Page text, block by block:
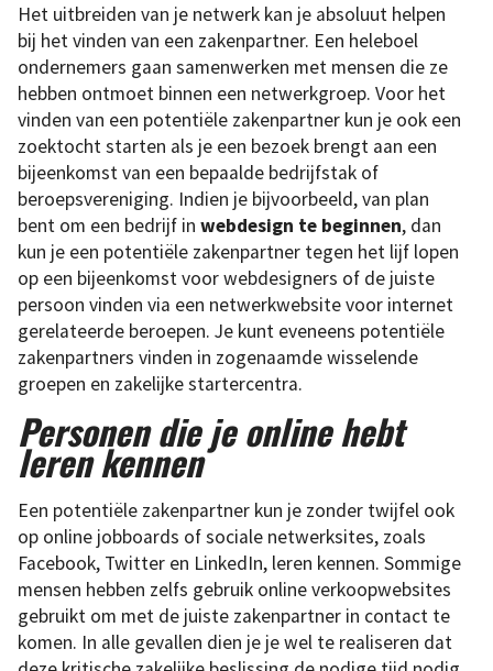
Het uitbreiden van je netwerk kan je absoluut helpen
bij het vinden van een zakenpartner. Een heleboel
ondernemers gaan samenwerken met mensen die ze
hebben ontmoet binnen een netwerkgroep. Voor het
vinden van een potentiële zakenpartner kun je ook een
zoektocht starten als je een bezoek brengt aan een
bijeenkomst van een bepaalde bedrijfstak of
beroepsvereniging. Indien je bijvoorbeeld, van plan
bent om een ​​bedrijf in webdesign te beginnen, dan
kun je een potentiële zakenpartner tegen het lijf lopen
op een bijeenkomst voor webdesigners of de juiste
persoon vinden via een netwerkwebsite voor internet
gerelateerde beroepen. Je kunt eveneens potentiële
zakenpartners vinden in zogenaamde wisselende
groepen en zakelijke startercentra.
Personen die je online hebt
leren kennen
Een potentiële zakenpartner kun je zonder twijfel ook
op online jobboards of sociale netwerksites, zoals
Facebook, Twitter en LinkedIn, leren kennen. Sommige
mensen hebben zelfs gebruik online verkoopwebsites
gebruikt om met de juiste zakenpartner in contact te
komen. In alle gevallen dien je je wel te realiseren dat